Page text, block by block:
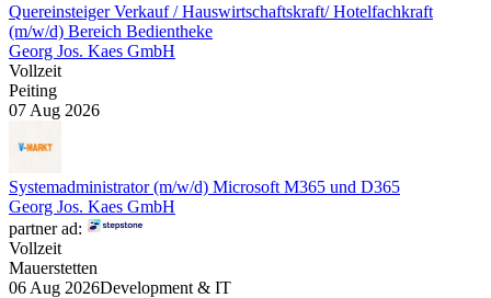
Quereinsteiger Verkauf / Hauswirtschaftskraft/ Hotelfachkraft
(m/w/d) Bereich Bedientheke
Georg Jos. Kaes GmbH
Vollzeit
Peiting
07 Aug 2026
Systemadministrator (m/w/d) Microsoft M365 und D365
Georg Jos. Kaes GmbH
partner ad:
Vollzeit
Mauerstetten
06 Aug 2026Development & IT